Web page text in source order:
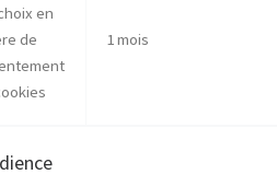
en
de
1 mois